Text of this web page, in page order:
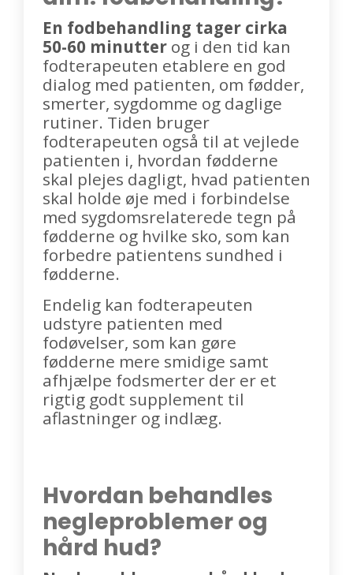
En fodbehandling tager cirka
50-60 minutter og i den tid kan
fodterapeuten etablere en god
dialog med patienten, om fødder,
smerter, sygdomme og daglige
rutiner. Tiden bruger
fodterapeuten også til at vejlede
patienten i, hvordan fødderne
skal plejes dagligt, hvad patienten
skal holde øje med i forbindelse
med sygdomsrelaterede tegn på
fødderne og hvilke sko, som kan
forbedre patientens sundhed i
fødderne.
Endelig kan fodterapeuten
udstyre patienten med
fodøvelser, som kan gøre
fødderne mere smidige samt
afhjælpe fodsmerter der er et
rigtig godt supplement til
aflastninger og indlæg.
Hvordan behandles
negleproblemer og
hård hud?